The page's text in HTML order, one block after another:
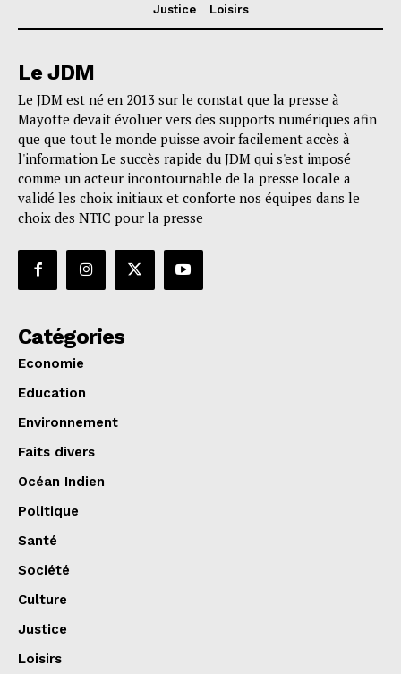
Justice
Loisirs
Le JDM
Le JDM est né en 2013 sur le constat que la presse à
Mayotte devait évoluer vers des supports numériques afin
que que tout le monde puisse avoir facilement accès à
l'information Le succès rapide du JDM qui s'est imposé
comme un acteur incontournable de la presse locale a
validé les choix initiaux et conforte nos équipes dans le
choix des NTIC pour la presse
Catégories
Economie
Education
Environnement
Faits divers
Océan Indien
Politique
Santé
Société
Culture
Justice
Loisirs